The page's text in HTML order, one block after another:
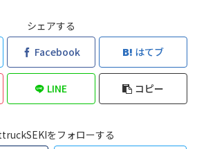
シェアする
Facebook はてブ
LINE コピー
をフォローする